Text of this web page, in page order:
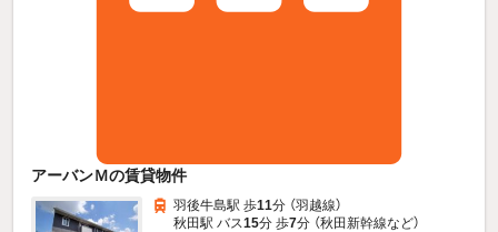
アーバンＭの賃貸物件
羽後牛島駅 歩11分 （羽越線）
秋田駅 バス15分 歩7分 （秋田新幹線など）